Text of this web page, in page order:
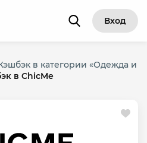
Вход
в категории «Одежда и
в ChicMe